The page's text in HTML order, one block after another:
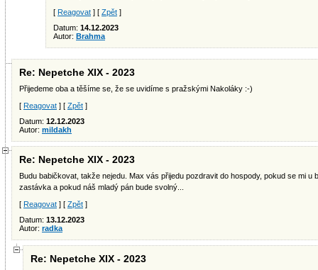
[ Reagovat ] [ Zpět ]
Datum: 14.12.2023
Autor: Brahma
Re: Nepetche XIX - 2023
Přijedeme oba a těšíme se, že se uvidíme s pražskými Nakoláky :-)
[ Reagovat ] [ Zpět ]
Datum: 12.12.2023
Autor: mildakh
Re: Nepetche XIX - 2023
Budu babičkovat, takže nejedu. Max vás přijedu pozdravit do hospody, pokud se mi u
zastávka a pokud náš mladý pán bude svolný...
[ Reagovat ] [ Zpět ]
Datum: 13.12.2023
Autor: radka
Re: Nepetche XIX - 2023